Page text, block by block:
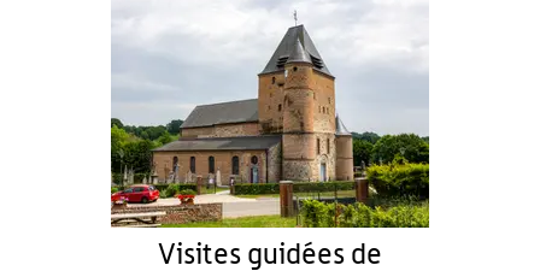
Visites guidées de